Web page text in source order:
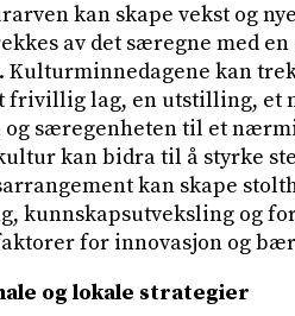
kan skape vekst og
av det særegne med
Kulturminnedagene kan
frivillig lag, en utstilling, et
og særegenheten til et
kan bidra til å styrke
kan skape
kunnskapsutveksling og
for innovasjon og
og lokale strategier